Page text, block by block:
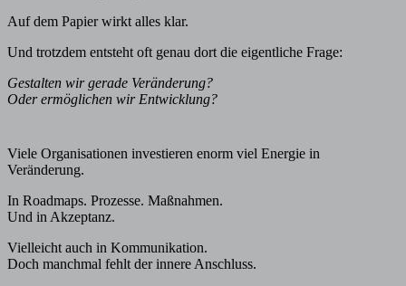
Auf dem Papier wirkt alles klar.
Und trotzdem entsteht oft genau dort die eigentliche Frage:
Gestalten wir gerade Veränderung?
Oder ermöglichen wir Entwicklung?
Viele Organisationen investieren enorm viel Energie in
Veränderung.
In Roadmaps. Prozesse. Maßnahmen.
Und in Akzeptanz.
Vielleicht auch in Kommunikation.
Doch manchmal fehlt der innere Anschluss.